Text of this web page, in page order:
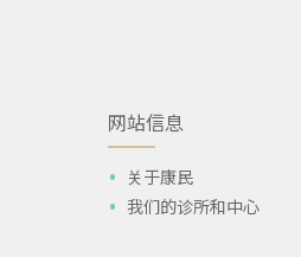
网站信息
关于康民
我们的诊所和中心